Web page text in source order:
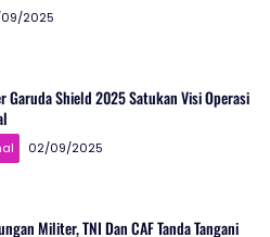
2025
Garuda Shield 2025 Satukan Visi Operasi
02/09/2025
Militer, TNI Dan CAF Tanda Tangani